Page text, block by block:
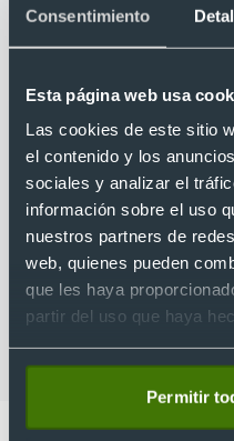
Consentimiento
Esta página web usa
Las cookies de este sitio
el contenido y los
sociales y analizar el
información sobre el uso
nuestros partners de
web, quienes pueden
que les haya
partir del uso que haya
Permitir
personalizada 5
Camisetas sin mangas
para publicidad